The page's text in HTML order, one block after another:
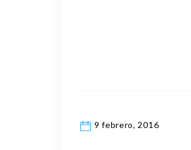
9 febrero, 2016